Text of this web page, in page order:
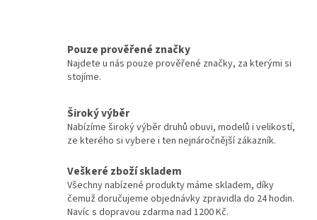
Pouze prověřené značky
Najdete u nás pouze prověřené značky, za kterými si
stojíme.
Široký výběr
Nabízíme široký výběr druhů obuvi, modelů i velikostí,
ze kterého si vybere i ten nejnáročnější zákazník.
Veškeré zboží skladem
Všechny nabízené produkty máme skladem, díky
čemuž doručujeme objednávky zpravidla do 24 hodin.
Navíc s dopravou zdarma nad 1200 Kč.